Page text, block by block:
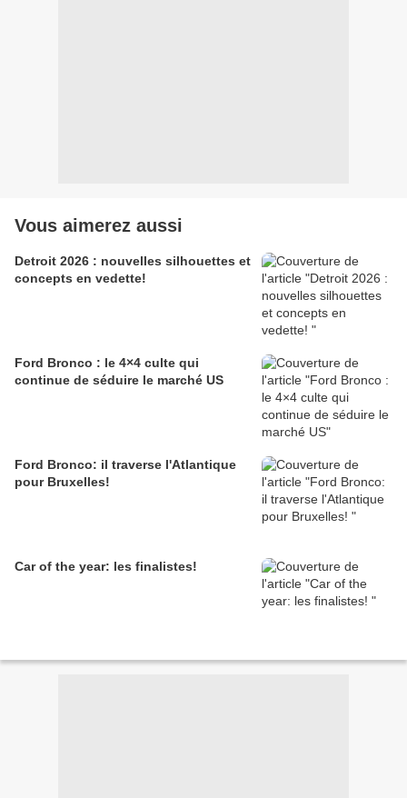
Vous aimerez aussi
Detroit 2026 : nouvelles silhouettes et
concepts en vedette!
Ford Bronco : le 4×4 culte qui
continue de séduire le marché US
Ford Bronco: il traverse l'Atlantique
pour Bruxelles!
Car of the year: les finalistes!